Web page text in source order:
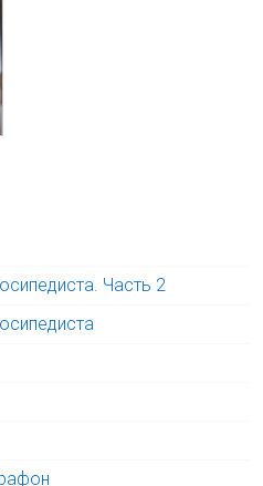
Часть 2